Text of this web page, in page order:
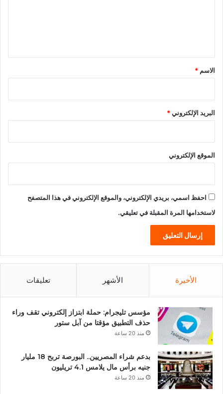
*
الاسم *
البريد الإلكتروني*
الموقع الإلكتروني
احفظ اسمي، بريدي الإلكتروني، والموقع الإلكتروني في هذا المتصفح
لاستخدامها المرة المقبلة في تعليقي.
الأخيرة الأشهر تعليقات
مؤسس تليجرام: حملة ابتزاز إلكتروني تقف وراء
حذف التطبيق مؤقتا من آبل ستور
منذ 20 ساعة
بدعم شراء المصريين.. البورصة تربح 18 مليار
جنيه برأس مال يلامس 4.1 تريليون
منذ 20 ساعة